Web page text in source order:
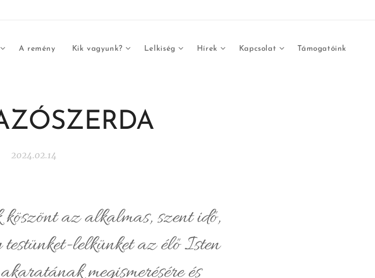
A remény Kik vagyunk? Lelkiség Hírek Kapcsolat Támogatóink
2024.02.14
az alkalmas, szent idő,
lelkünket az élő Isten